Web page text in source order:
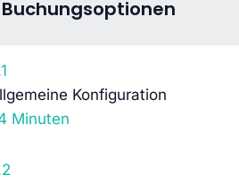
Konfiguration
Minuten